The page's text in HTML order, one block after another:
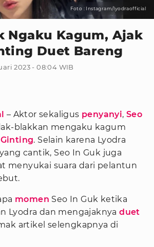
Foto : Instagram/lyodraofficial
Ngaku Kagum, Ajak
Duet Bareng
2023 - 08:04 WIB
– Aktor sekaligus penyanyi,Seo
blakkan mengaku kagum
. Selain karena Lyodra
cantik, Seo In Guk juga
menyukai suara dari pelantun
momen Seo In Guk ketika
Lyodra dan mengajaknyaduet
artikel selengkapnya di